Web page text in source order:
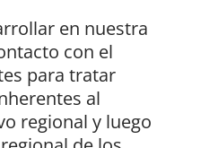
en nuestra
con el
para tratar
al
regional y luego